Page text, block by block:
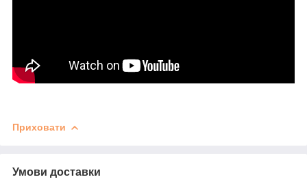
Приховати
Умови доставки